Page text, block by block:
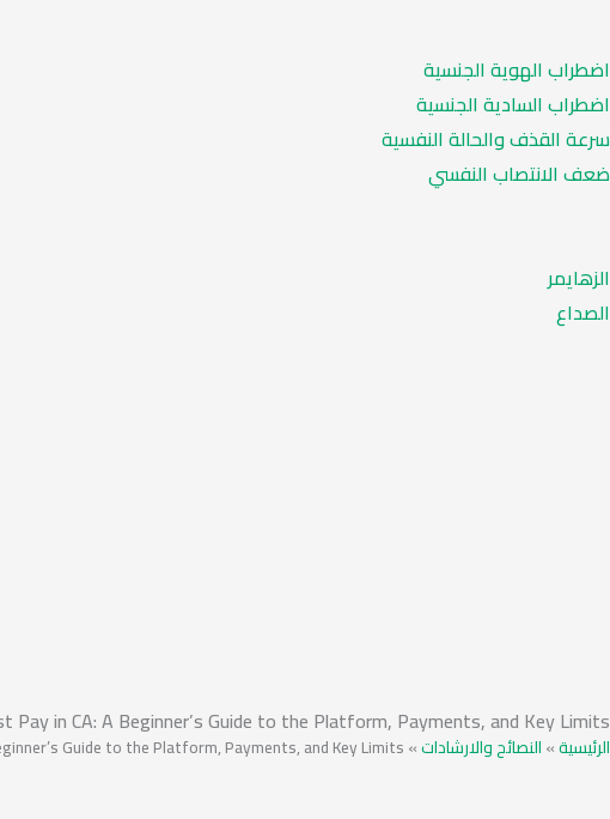
اضطراب الهوية الجنسية
اضطراب السادية الجنسية
سرعة القذف والحالة النفسية
ضعف الانتصاب النفسي
الزهايمر
الصداع
Pay in CA: A Beginner’s Guide to the Platform, Payments, and Key Limits
الرئيسية»النصائح والارشادات»
Guide to the Platform, Payments, and Key Limits